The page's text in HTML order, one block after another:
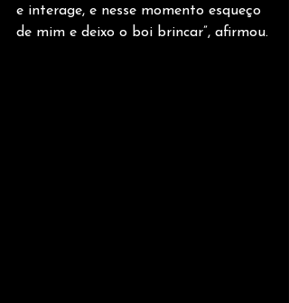
e interage, e nesse momento esqueço
de mim e deixo o boi brincar”, afirmou.